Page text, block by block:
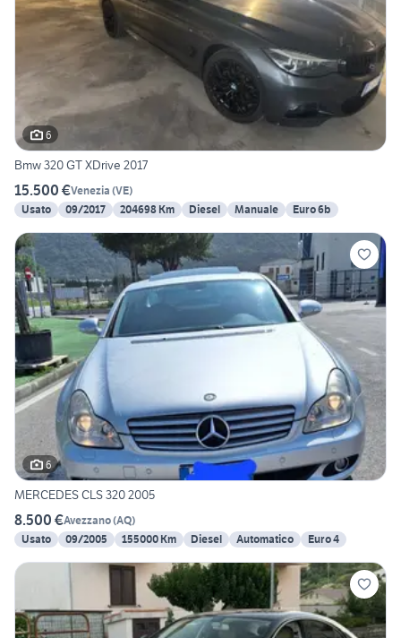
6
Bmw 320 GT XDrive 2017
15.500 €Venezia (VE)
Usato
09/2017 204698 Km Diesel Manuale Euro 6b
6
MERCEDES CLS 320 2005
8.500 €Avezzano(AQ)
Usato
09/2005 155000 Km Diesel Automatico Euro 4